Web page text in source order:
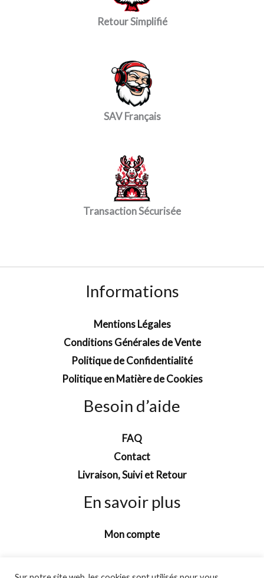
Retour Simplifié
SAV Français
Transaction Sécurisée
Informations
Mentions Légales
Conditions Générales de Vente
Politique de Confidentialité
Politique en Matière de Cookies
Besoin d’aide
FAQ
Contact
Livraison, Suivi et Retour
En savoir plus
Mon compte